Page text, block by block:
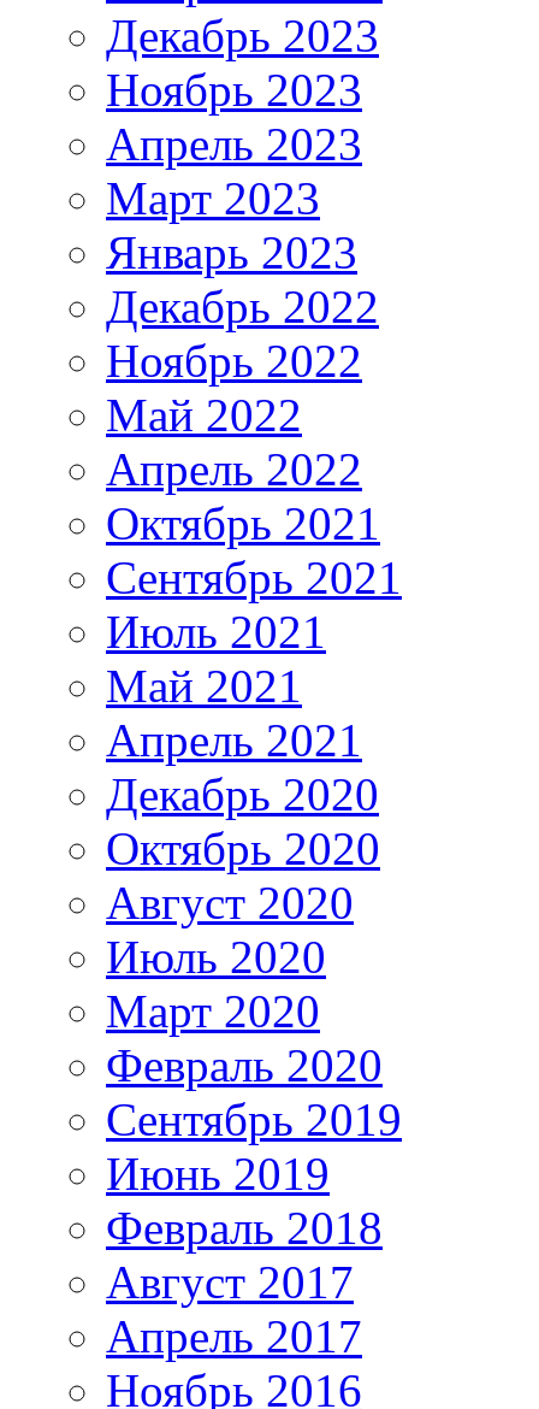
Декабрь 2023
Ноябрь 2023
Апрель 2023
Март 2023
Январь 2023
Декабрь 2022
Ноябрь 2022
Май 2022
Апрель 2022
Октябрь 2021
Сентябрь 2021
Июль 2021
Май 2021
Апрель 2021
Декабрь 2020
Октябрь 2020
Август 2020
Июль 2020
Март 2020
Февраль 2020
Сентябрь 2019
Июнь 2019
Февраль 2018
Август 2017
Апрель 2017
Ноябрь 2016